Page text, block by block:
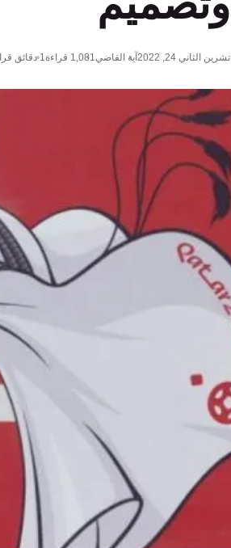
تشرين الثاني 24, 2022 آية القاضي1,081 قراءة1 دقائق قراءة